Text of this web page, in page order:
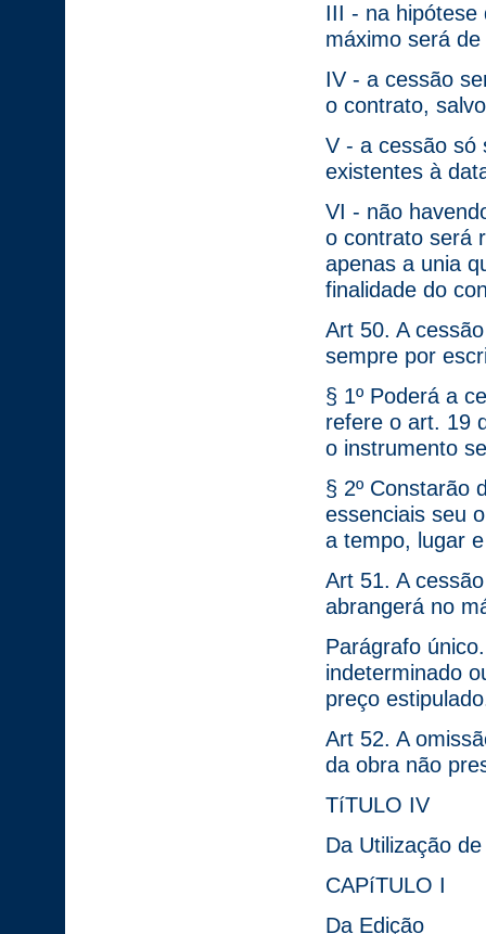
III - na hipótese
máximo será
IV - a cessão
o contrato,
V - a cessão só
existentes à
VI - não
o contrato será
apenas a unia
finalidade do
Art 50. A
sempre por
§ 1º Poderá a
refere o art. 19
o instrumento
§ 2º Constarão
essenciais seu
a tempo, lugar
Art 51. A
abrangerá no
Parágrafo
indeterminado
preço
Art 52. A
da obra não
TíTULO IV
Da Utilização
CAPíTULO I
Da Edição